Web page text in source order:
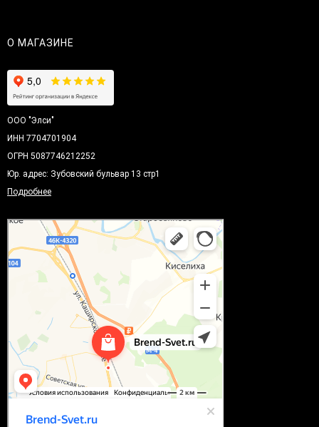
О МАГАЗИНЕ
ООО "Элси"
ИНН 7704701904
ОГРН 5087746212252
Юр. адрес: Зубовский бульвар 13 стр1
Подробнее